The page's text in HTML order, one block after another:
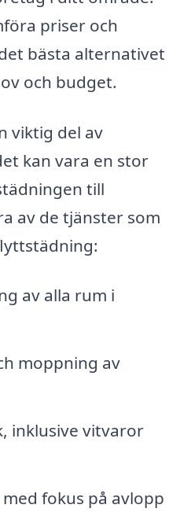
priser och
bästa alternativet
och budget.
viktig del av
kan vara en stor
till
av de tjänster som
av alla rum i
moppning av
inklusive vitvaror
fokus på avlopp